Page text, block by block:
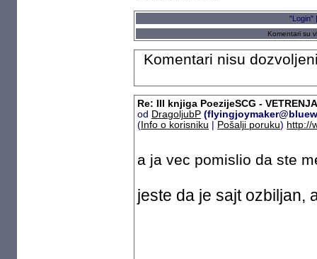
"Login"
Komentari su
Komentari nisu
Re: III knjiga PoezijeSCG -
od DragoljubP
( Info o korisniku Pošalji poruku) http://
a ja vec pomislio da ste
jeste da je sajt ozbiljan,